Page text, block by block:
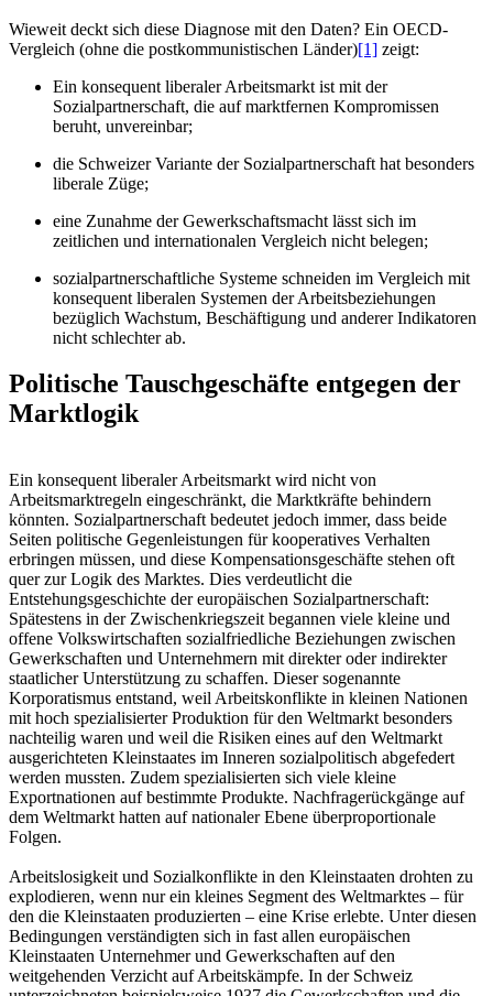
Wieweit deckt sich diese Diagnose mit den Daten? Ein OECD-
Vergleich (ohne die postkommunistischen Länder)[1] zeigt:
Ein konsequent liberaler Arbeitsmarkt ist mit der
Sozialpartnerschaft, die auf marktfernen Kompromissen
beruht, unvereinbar;
die Schweizer Variante der Sozialpartnerschaft hat besonders
liberale Züge;
eine Zunahme der Gewerkschaftsmacht lässt sich im
zeitlichen und internationalen Vergleich nicht belegen;
sozialpartnerschaftliche Systeme schneiden im Vergleich mit
konsequent liberalen Systemen der Arbeitsbeziehungen
bezüglich Wachstum, Beschäftigung und anderer Indikatoren
nicht schlechter ab.
Politische Tauschgeschäfte entgegen der
Marktlogik
Ein konsequent liberaler Arbeitsmarkt wird nicht von
Arbeitsmarktregeln eingeschränkt, die Marktkräfte behindern
könnten. Sozialpartnerschaft bedeutet jedoch immer, dass beide
Seiten politische Gegenleistungen für kooperatives Verhalten
erbringen müssen, und diese Kompensationsgeschäfte stehen oft
quer zur Logik des Marktes. Dies verdeutlicht die
Entstehungsgeschichte der europäischen Sozialpartnerschaft:
Spätestens in der Zwischenkriegszeit begannen viele kleine und
offene Volkswirtschaften sozialfriedliche Beziehungen zwischen
Gewerkschaften und Unternehmern mit direkter oder indirekter
staatlicher Unterstützung zu schaffen. Dieser sogenannte
Korporatismus entstand, weil Arbeitskonflikte in kleinen Nationen
mit hoch spezialisierter Produktion für den Weltmarkt besonders
nachteilig waren und weil die Risiken eines auf den Weltmarkt
ausgerichteten Kleinstaates im Inneren sozialpolitisch abgefedert
werden mussten. Zudem spezialisierten sich viele kleine
Exportnationen auf bestimmte Produkte. Nachfragerückgänge auf
dem Weltmarkt hatten auf nationaler Ebene überproportionale
Folgen.
Arbeitslosigkeit und Sozialkonflikte in den Kleinstaaten drohten zu
explodieren, wenn nur ein kleines Segment des Weltmarktes – für
den die Kleinstaaten produzierten – eine Krise erlebte. Unter diesen
Bedingungen verständigten sich in fast allen europäischen
Kleinstaaten Unternehmer und Gewerkschaften auf den
weitgehenden Verzicht auf Arbeitskämpfe. In der Schweiz